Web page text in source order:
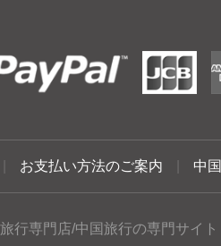
お支払い方法のご案内 中
行専門店/中国旅行の専門サイト